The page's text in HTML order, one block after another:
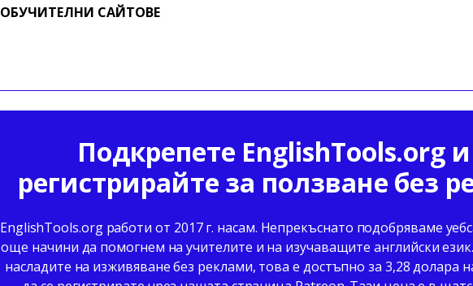
ОБУЧИТЕЛНИ САЙТОВЕ
Подкрепете EnglishTools.org и
регистрирайте за ползване без
EnglishTools.org работи от 2017 г. насам. Непрекъснато подобряваме
още начини да помогнем на учителите и на изучаващите английски
насладите на изживяване без реклами, това е достъпно за 3,28 долара